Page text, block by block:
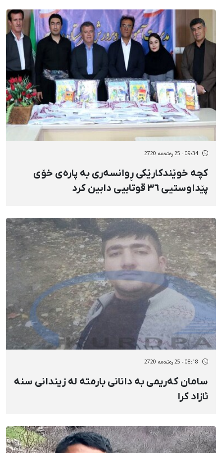
09:34 - 25 رەشەمه 2720
کچە خوێندکارێکی ڕوانسەری بە پارەی خۆی
پێداوستیی ٣٦ قوتابیی دابین کرد
08:18 - 25 رەشەمه 2720
سامان کەریمی بە دانانی بارمتە لە زیندانی سنە
ئازاد کرا